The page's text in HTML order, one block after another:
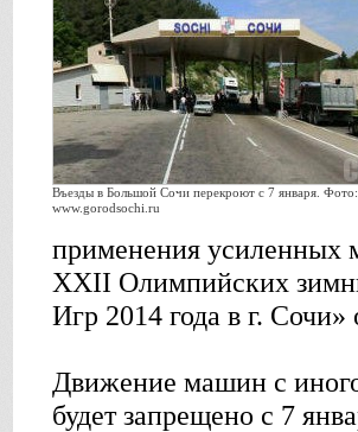
Въезды в Большой Сочи перекроют с 7 января. Фото:
www.gorodsochi.ru
применения усиленных
XXII Олимпийских
Игр 2014 года в г. Сочи»
Движение машин с
будет запрещено с 7